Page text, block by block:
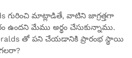
గురించి మాట్లాడితే, వాటిని జాగ్రత్తగా
మేము అర్థం చేసుకున్నాము.
తో పని చేయడానికి ప్రారంభ స్థాయి